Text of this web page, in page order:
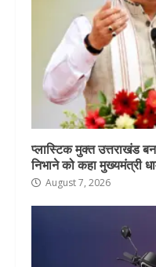
प्लास्टिक मुक्त उत्तराखंड
निभाने को कहा मुख्यमंत्री
August 7, 2026